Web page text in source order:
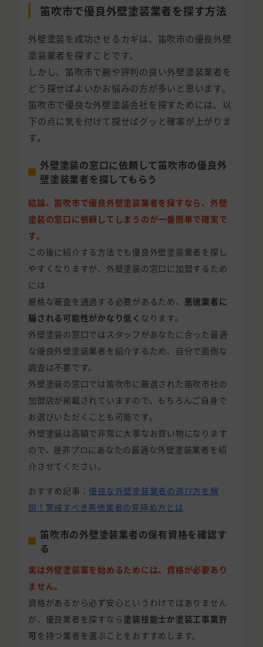
笛吹市で優良外壁塗装業者を探す方法
外壁塗装を成功させるカギは、笛吹市の優良外壁
塗装業者を探すことです。
しかし、笛吹市で腕や評判の良い外壁塗装業者を
どう探せばよいかお悩みの方が多いと思います。
笛吹市で優良な外壁塗装会社を探すためには、以
下の点に気を付けて探せばグッと確率が上がりま
す。
外壁塗装の窓口に依頼して笛吹市の優良外
壁塗装業者を探してもらう
結論、笛吹市で優良外壁塗装業者を探すなら、外壁
塗装の窓口に依頼してしまうのが一番簡単で確実で
す。
この後に紹介する方法でも優良外壁塗装業者を探し
やすくなりますが、外壁塗装の窓口に加盟するため
には
厳格な審査を通過する必要があるため、 悪徳業者に
騙される可能性がかなり低く なります。
外壁塗装の窓口ではスタッフがあなたに合った最適
な優良外壁塗装業者を紹介するため、自分で面倒な
調査は不要です。
外壁塗装の窓口では笛吹市に厳選された笛吹市社の
加盟店が掲載されていますので、もちろんご自身で
お選びいただくことも可能です。
外壁塗装は高額で非常に大事なお買い物になります
ので、是非プロにあなたの最適な外壁塗装業者を紹
介させてください。
おすすめ記事：優良な外壁塗装業者の選び方を解
説！警戒すべき悪徳業者の見極め方とは
笛吹市の外壁塗装業者の保有資格を確認す
る
実は外壁塗装業を始めるためには、資格が必要あり
ません。
資格があるから必ず安心というわけではありません
が、優良業者を探すなら塗装技能士か塗装工事業許
可 を持つ業者を選ぶことをおすすめします。